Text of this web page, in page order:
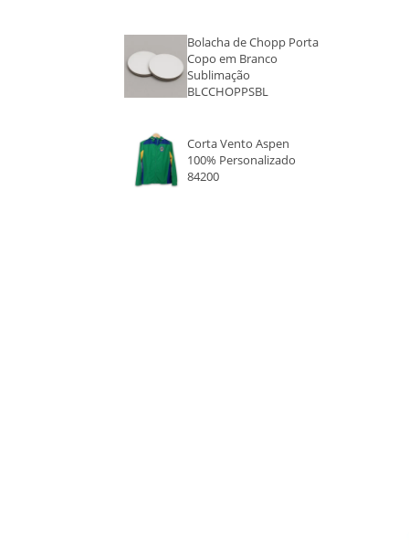
VERDE
BRANCO
CHUMBO
Bolacha de Chopp Porta
Copo em Branco
Sublimação
BLCCHOPPSBL
Corta Vento Aspen
100% Personalizado
84200